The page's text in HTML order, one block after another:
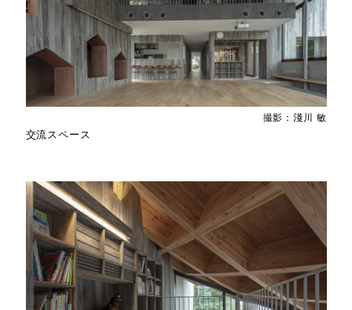
交流スペース
撮影：淺川 敏